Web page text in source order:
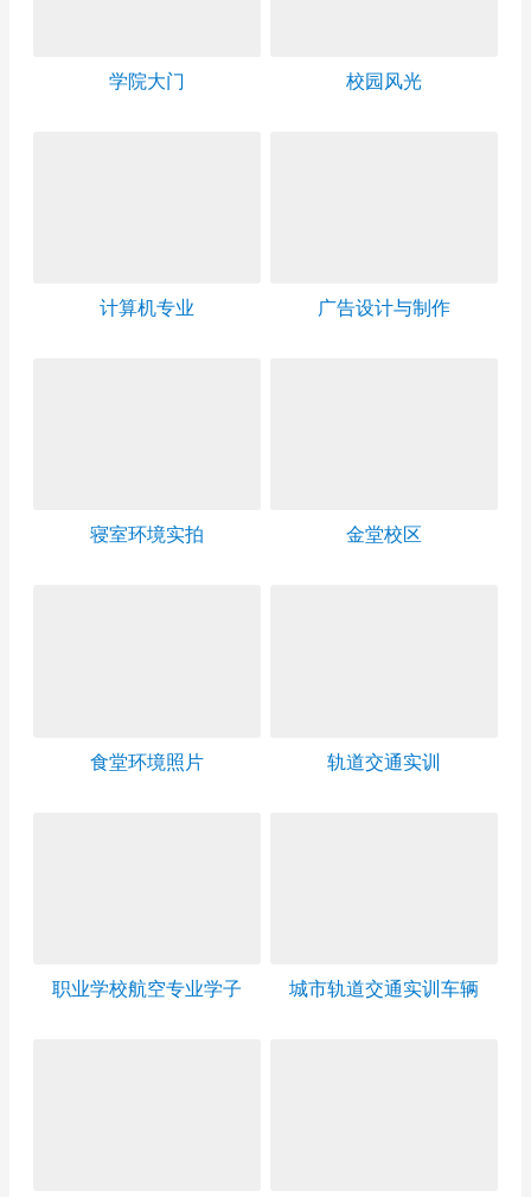
学院大门 校园风光
计算机专业 广告设计与制作
寝室环境实拍 金堂校区
食堂环境照片 轨道交通实训
职业学校航空专业学子 城市轨道交通实训车辆